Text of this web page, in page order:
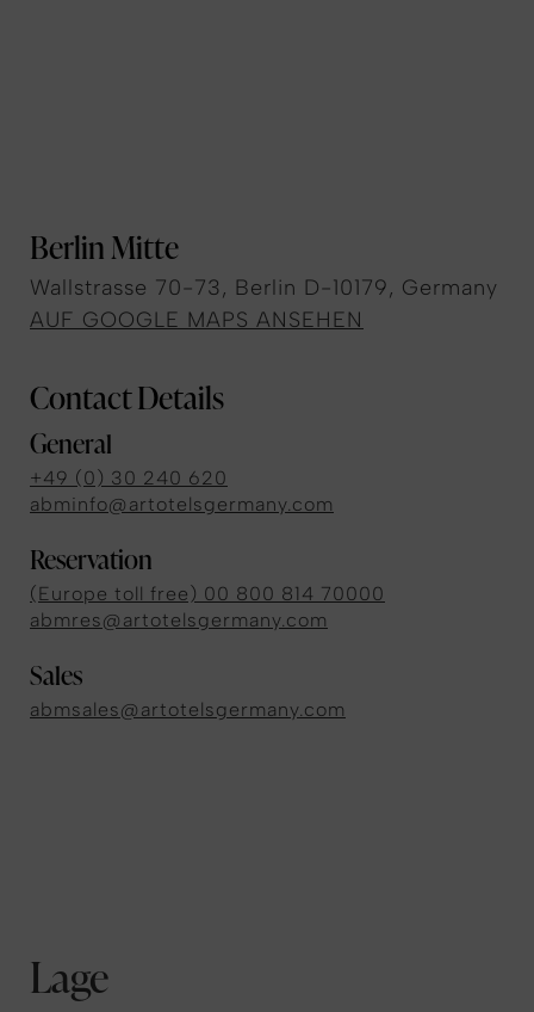
Berlin Mitte
Wallstrasse 70-73, Berlin D-10179, Germany
AUF GOOGLE MAPS ANSEHEN
Contact Details
General
+49 (0) 30 240 620
abminfo@artotelsgermany.com
Reservation
(Europe toll free) 00 800 814 70000
abmres@artotelsgermany.com
Sales
abmsales@artotelsgermany.com
Lage